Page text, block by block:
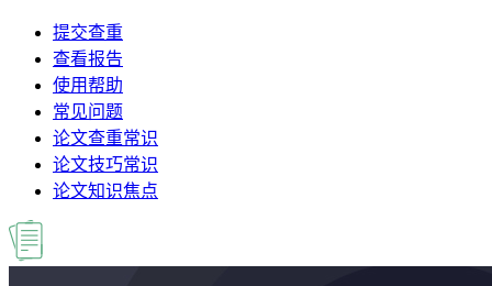
提交查重
查看报告
使用帮助
常见问题
论文查重常识
论文技巧常识
论文知识焦点